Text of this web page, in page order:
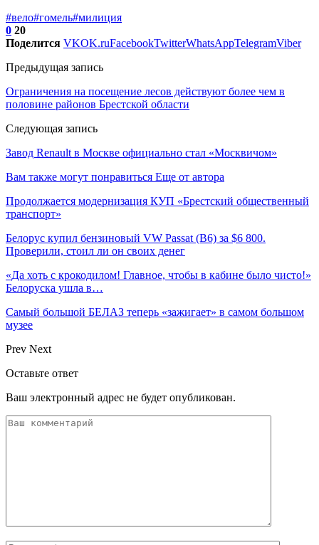
#вело#гомель#милиция
0 20
Поделится VKOK.ruFacebookTwitterWhatsAppTelegramViber
Предыдущая запись
Ограничения на посещение лесов действуют более чем в
половине районов Брестской области
Следующая запись
Завод Renault в Москве официально стал «Москвичом»
Вам также могут понравиться Еще от автора
Продолжается модернизация КУП «Брестский общественный
транспорт»
Белорус купил бензиновый VW Passat (B6) за $6 800.
Проверили, стоил ли он своих денег
«Да хоть с крокодилом! Главное, чтобы в кабине было чисто!»
Белоруска ушла в…
Самый большой БЕЛАЗ теперь «зажигает» в самом большом
музее
Prev Next
Оставьте ответ
Ваш электронный адрес не будет опубликован.